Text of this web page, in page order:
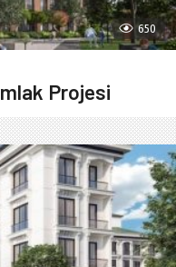
650
Projesi